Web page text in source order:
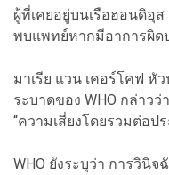
ผู้ที่เคยอยู่บนเรือฮอนดิอุส
พบแพทย์หากมีอาการผิด
มาเรีย แวน เคอร์โคฟ หั
ระบาดของ WHO กล่าว
“ความเสี่ยงโดยรวมต่อป
WHO ยังระบุว่า การวินิจ